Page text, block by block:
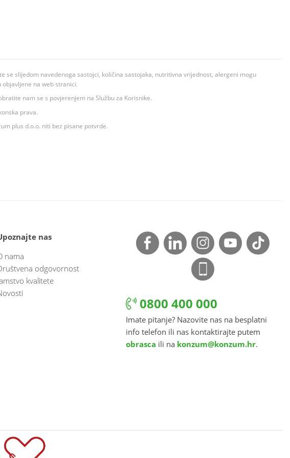
slijedom navedenoga sastojci, količina sastojaka, nutritivna vrijednost, alergeni mogu
na web stranici.
nam se s povjerenjem na Službu za Korisnike.
prava.
plus d.o.o. niti bez pisane potvrde.
nas
nama
odgovornost
kvalitete
0800 400 000
Imate pitanje? Nazovite nas na besplatni
info telefon ili nas kontaktirajte putem
obrasca ili na konzum@konzum.hr.